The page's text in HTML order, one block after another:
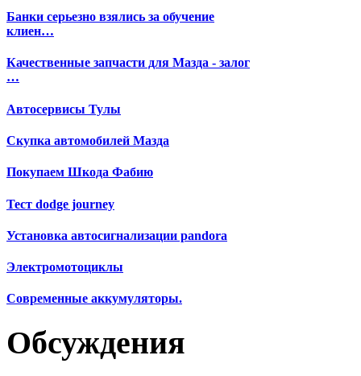
Банки серьезно взялись за обучение
клиен…
Качественные запчасти для Мазда - залог
…
Автосервисы Тулы
Скупка автомобилей Мазда
Покупаем Шкода Фабию
Тест dodge journey
Установка автосигнализации pandora
Электромотоциклы
Современные аккумуляторы.
Обсуждения